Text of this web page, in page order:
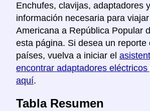
Enchufes, clavijas, adaptadores
información necesaria para
Americana a República Popular
esta página. Si desea un reporte
países, vuelva a iniciar el
encontrar adaptadores
aquí.
Tabla Resumen